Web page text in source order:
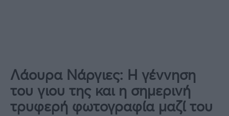
Λάουρα Νάργιες: Η γέννηση
του γιου της και η σημερινή
τρυφερή φωτογραφία μαζί του